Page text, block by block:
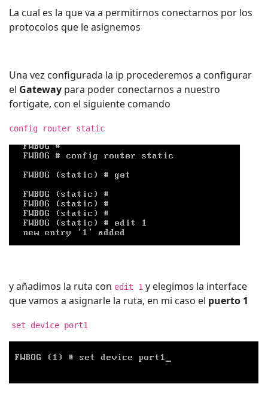
La cual es la que va a permitirnos conectarnos por los
protocolos que le asignemos
Una vez configurada la ip procederemos a configurar
el Gateway para poder conectarnos a nuestro
fortigate, con el siguiente comando
config router static
y añadimos la ruta con edit 1 y elegimos la interface
que vamos a asignarle la ruta, en mi caso el puerto 1
set device port1